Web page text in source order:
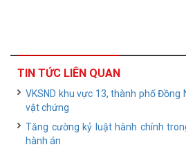
TIN TỨC LIÊN QUAN
VKSND khu vực 13, thành phố Đồng
vật chứng
Tăng cường kỷ luật hành chính
hành án